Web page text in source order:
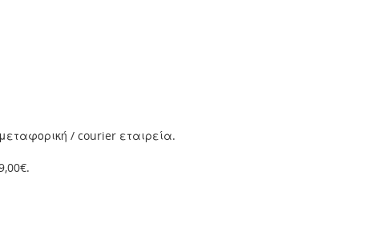
/ courier εταιρεία.